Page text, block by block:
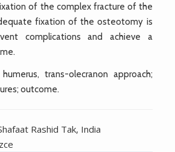
of the complex fracture of the
fixation of the osteotomy is
complications and achieve a
trans-olecranon approach;
outcome.
Rashid Tak, India